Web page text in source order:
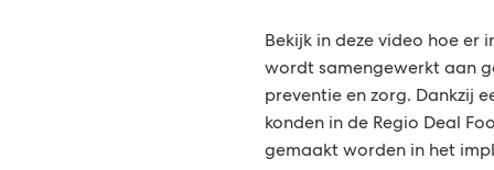
Bekijk in deze video hoe er
wordt samengewerkt aan
preventie en zorg. Dankzij
konden in de Regio Deal
gemaakt worden in het